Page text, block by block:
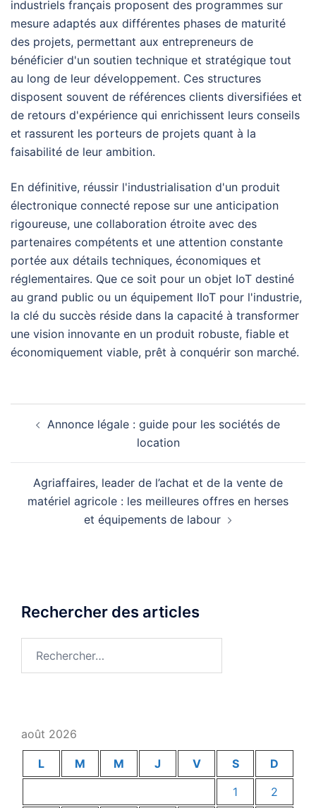
industriels français proposent des programmes sur
mesure adaptés aux différentes phases de maturité
des projets, permettant aux entrepreneurs de
bénéficier d'un soutien technique et stratégique tout
au long de leur développement. Ces structures
disposent souvent de références clients diversifiées et
de retours d'expérience qui enrichissent leurs conseils
et rassurent les porteurs de projets quant à la
faisabilité de leur ambition.
En définitive, réussir l'industrialisation d'un produit
électronique connecté repose sur une anticipation
rigoureuse, une collaboration étroite avec des
partenaires compétents et une attention constante
portée aux détails techniques, économiques et
réglementaires. Que ce soit pour un objet IoT destiné
au grand public ou un équipement IIoT pour l'industrie,
la clé du succès réside dans la capacité à transformer
une vision innovante en un produit robuste, fiable et
économiquement viable, prêt à conquérir son marché.
d’articleAnnonce légale : guide pour les sociétés de
location
Agriaffaires, leader de l’achat et de la vente de
matériel agricole : les meilleures offres en herses
et équipements de labour
Rechercher des articles
août 2026
L M M J V S
D
1
2